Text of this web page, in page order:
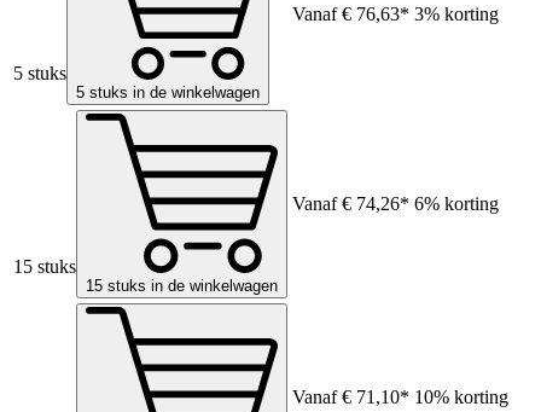
5 stuks
5 stuks in de winkelwagen
Vanaf€ 76,63* 3% korting
15 stuks
15 stuks in de winkelwagen
Vanaf€ 74,26* 6% korting
Vanaf€ 71,10* 10% korting